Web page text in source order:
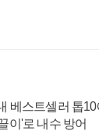
베스트셀러 톱
이'로 내수 방어